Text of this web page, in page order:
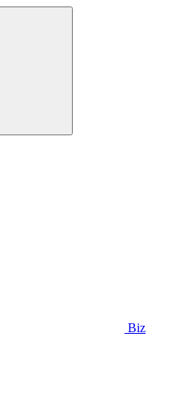
Biz